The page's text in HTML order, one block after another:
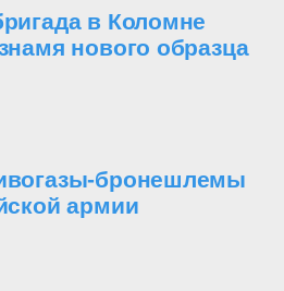
в Коломне
нового образца
бронешлемы
армии